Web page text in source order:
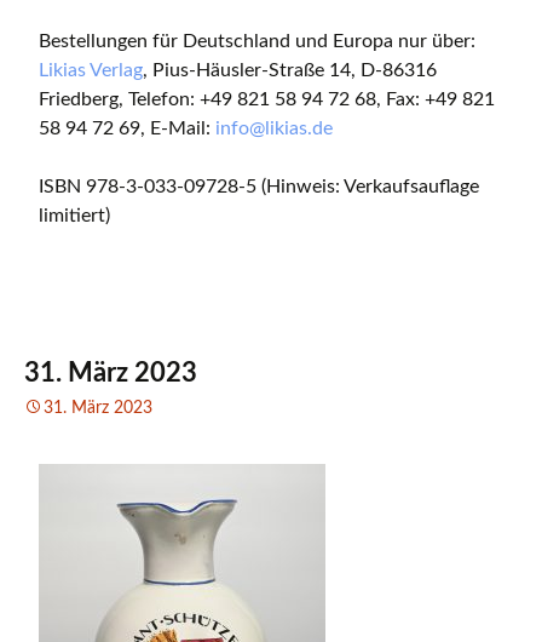
Bestellungen für Deutschland und Europa nur über:
Likias Verlag, Pius-Häusler-Straße 14, D-86316
Friedberg, Telefon: +49 821 58 94 72 68, Fax: +49 821
58 94 72 69, E-Mail: info@likias.de
ISBN 978-3-033-09728-5 (Hinweis: Verkaufsauflage
limitiert)
31. März 2023
31. März 2023